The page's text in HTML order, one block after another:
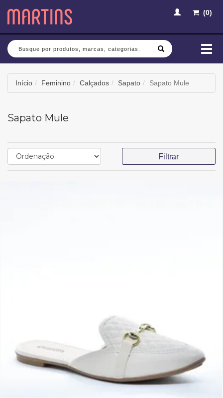
(0)
Busca
Início Feminino Calçados Sapato Sapato Mule
Sapato Mule
Filtrar